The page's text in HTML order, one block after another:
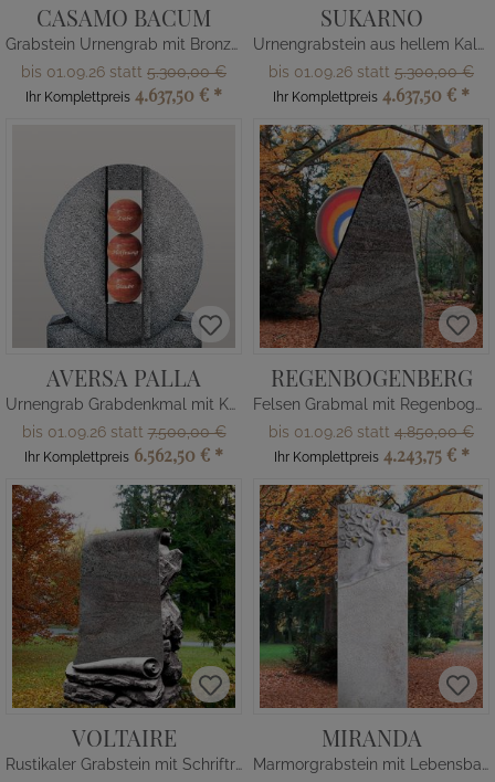
CASAMO BACUM
Grabstein Urnengrab mit Bronze Calla & Holz
bis 01.09.26 statt 5.300,00 €
Ihr Komplettpreis 4.637,50 € *
SUKARNO
Urnengrabstein aus hellem Kalkstein mit Glas Element
bis 01.09.26 statt 5.300,00 €
Ihr Komplettpreis 4.637,50 € *
AVERSA PALLA
Urnengrab Grabdenkmal mit Kugeln in Rot
bis 01.09.26 statt7.500,00 €
Ihr Komplettpreis 6.562,50 € *
REGENBOGENBERG
Felsen Grabmal mit Regenbogen Glas
bis 01.09.26 statt 4.850,00 €
Ihr Komplettpreis 4.243,75 € *
VOLTAIRE
Rustikaler Grabstein mit Schriftrolle
MIRANDA
Marmorgrabstein mit Lebensbaum